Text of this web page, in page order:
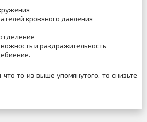
кровяного давления
и раздражительность
что то из выше упомянутого, то снизьте